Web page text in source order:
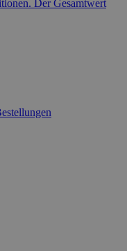
Der Gesamtwert